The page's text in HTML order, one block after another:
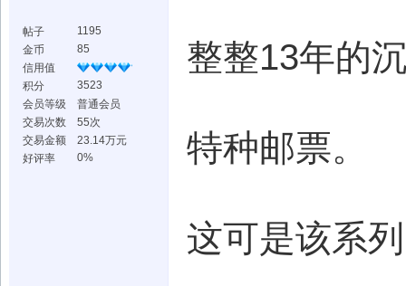
帖子
1195
金币
85
信用值
积分
3523
会员等级
普通会员
交易次数
55次
交易金额
23.14万元
好评率
0%
整整13年的
特种邮票。
这可是该系